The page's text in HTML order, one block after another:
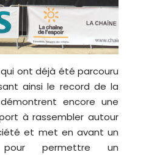
ont déjà été parcouru
ainsi le record de la
encore une
à rassembler autour
et met en avant un
permettre un